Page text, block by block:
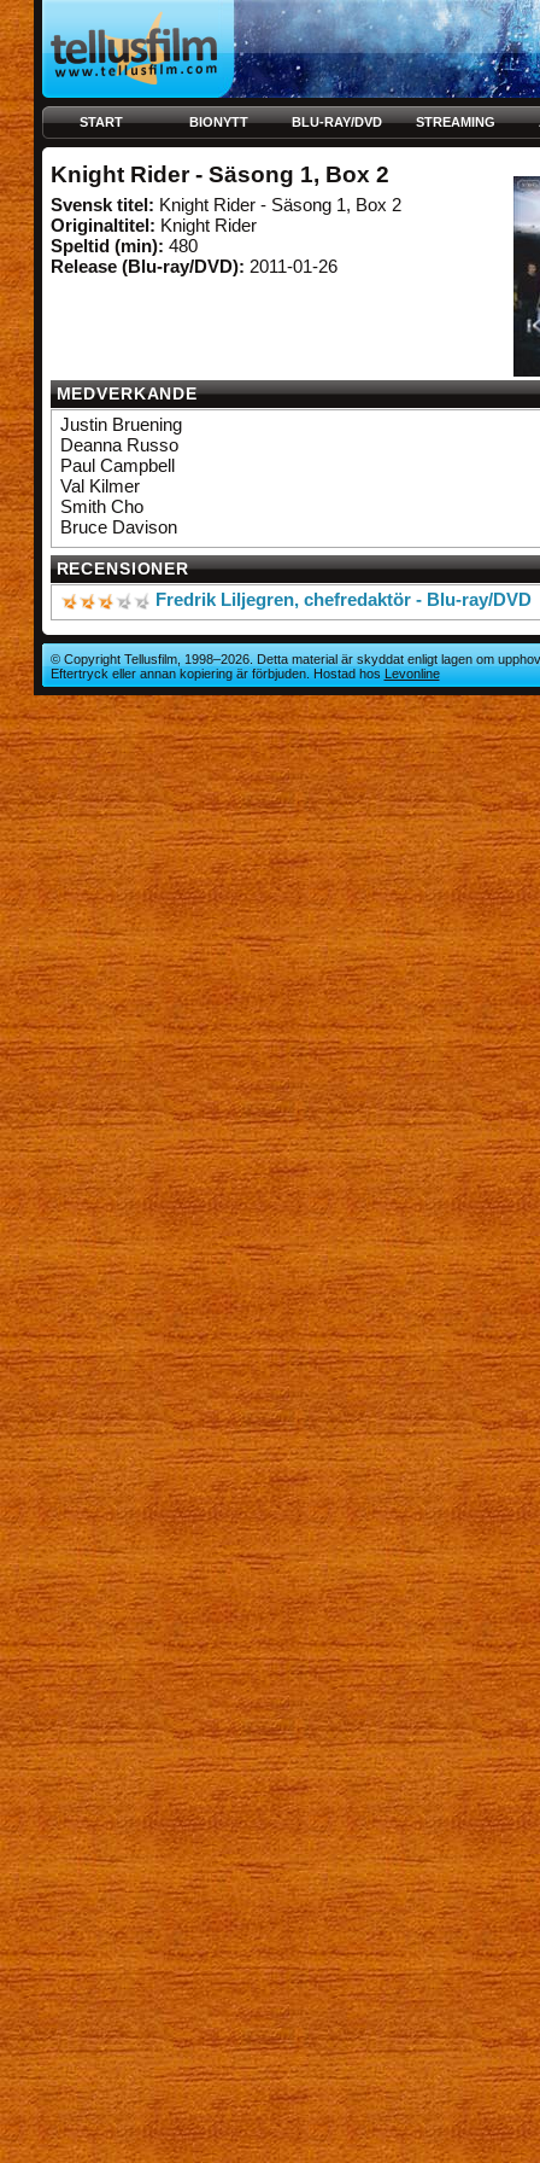
START BIONYTT BLU-RAY/DVD STREAMING
Knight Rider - Säsong 1, Box 2
Svensk titel: Knight Rider - Säsong 1, Box 2
Originaltitel: Knight Rider
Speltid (min): 480
Release (Blu-ray/DVD): 2011-01-26
MEDVERKANDE
Justin Bruening
Deanna Russo
Paul Campbell
Val Kilmer
Smith Cho
Bruce Davison
RECENSIONER
Fredrik Liljegren, chefredaktör - Blu-ray/DVD
© Copyright Tellusfilm, 1998–2026. Detta material är skyddat enligt lagen om
Eftertryck eller annan kopiering är förbjuden. Hostad hosLevonline